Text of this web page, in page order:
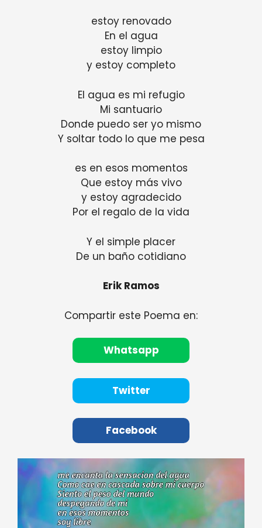
estoy renovado
En el agua
estoy limpio
y estoy completo
El agua es mi refugio
Mi santuario
Donde puedo ser yo mismo
Y soltar todo lo que me pesa
es en esos momentos
Que estoy más vivo
y estoy agradecido
Por el regalo de la vida
Y el simple placer
De un baño cotidiano
Erik Ramos
Compartir este Poema en:
Whatsapp
Twitter
Facebook